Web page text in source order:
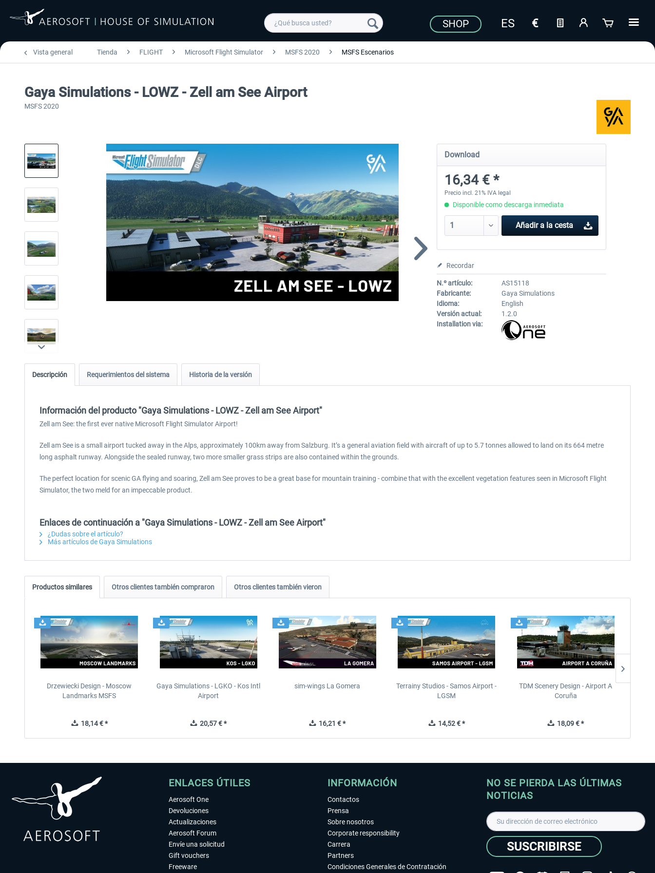
SHOP
Vista general Tienda FLIGHT Microsoft Flight Simulator MSFS 2020 MSFS Escenarios
Gaya Simulations - LOWZ - Zell am See Airport
MSFS 2020
Download
16,34 € *
Precio incl. 21% IVA legal
Disponible como descarga inmediata
Añadir a la cesta
Recordar
N.º artículo:
AS15118
Fabricante:
Gaya Simulations
Idioma:
English
Versión actual:
1.2.0
Installation via:
Descripción Requerimientos del sistema Historia de la versión
Información del producto "Gaya Simulations - LOWZ - Zell am See Airport"
Zell am See: the first ever native Microsoft Flight Simulator Airport!
Zell am See is a small airport tucked away in the Alps, approximately 100km away from Salzburg. It’s a general aviation field with aircraft of up to 5.7 tonnes allowed to land on its 664 metre
long asphalt runway. Alongside the sealed runway, two more smaller grass strips are also contained within the grounds.
The perfect location for scenic GA flying and soaring, Zell am See proves to be a great base for mountain training - combine that with the excellent vegetation features seen in Microsoft Flight
Simulator, the two meld for an impeccable product.
Enlaces de continuación a "Gaya Simulations - LOWZ - Zell am See Airport"
¿Dudas sobre el artículo?
Más artículos de Gaya Simulations
Productos similares Otros clientes también compraron Otros clientes también vieron
Drzewiecki Design - Moscow
Landmarks MSFS
18,14 € *
Gaya Simulations - LGKO - Kos Intl
Airport
20,57 € *
sim-wings La Gomera
16,21 € *
Terrainy Studios - Samos Airport -
LGSM
14,52 € *
TDM Scenery Design - Airport A
Coruña
18,09 € *
ENLACES ÚTILES
Aerosoft One
Devoluciones
Actualizaciones
Aerosoft Forum
Envíe una solicitud
Gift vouchers
Freeware
INFORMACIÓN
Contactos
Prensa
Sobre nosotros
Corporate responsibility
Carrera
Partners
Condiciones Generales de Contratación
NO SE PIERDA LAS ÚLTIMAS
NOTICIAS
SUSCRIBIRSE